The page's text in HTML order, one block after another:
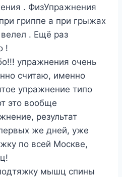
. ФизУпражнения
гриппе а при грыжах
. Ещё раз
!
упражнения очень
считаю, именно
упражнение типо
это вообще
результат
же дней, уже
по всей Москве,
мышц спины